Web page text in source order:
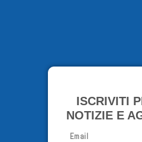
ISCRIVITI
NOTIZIE E
Email